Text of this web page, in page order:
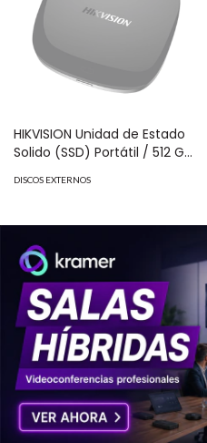
HIKVISION Unidad de Estado
Solido (SSD) Portátil / 512 GB
ESSD-T100I/512G
DISCOS EXTERNOS